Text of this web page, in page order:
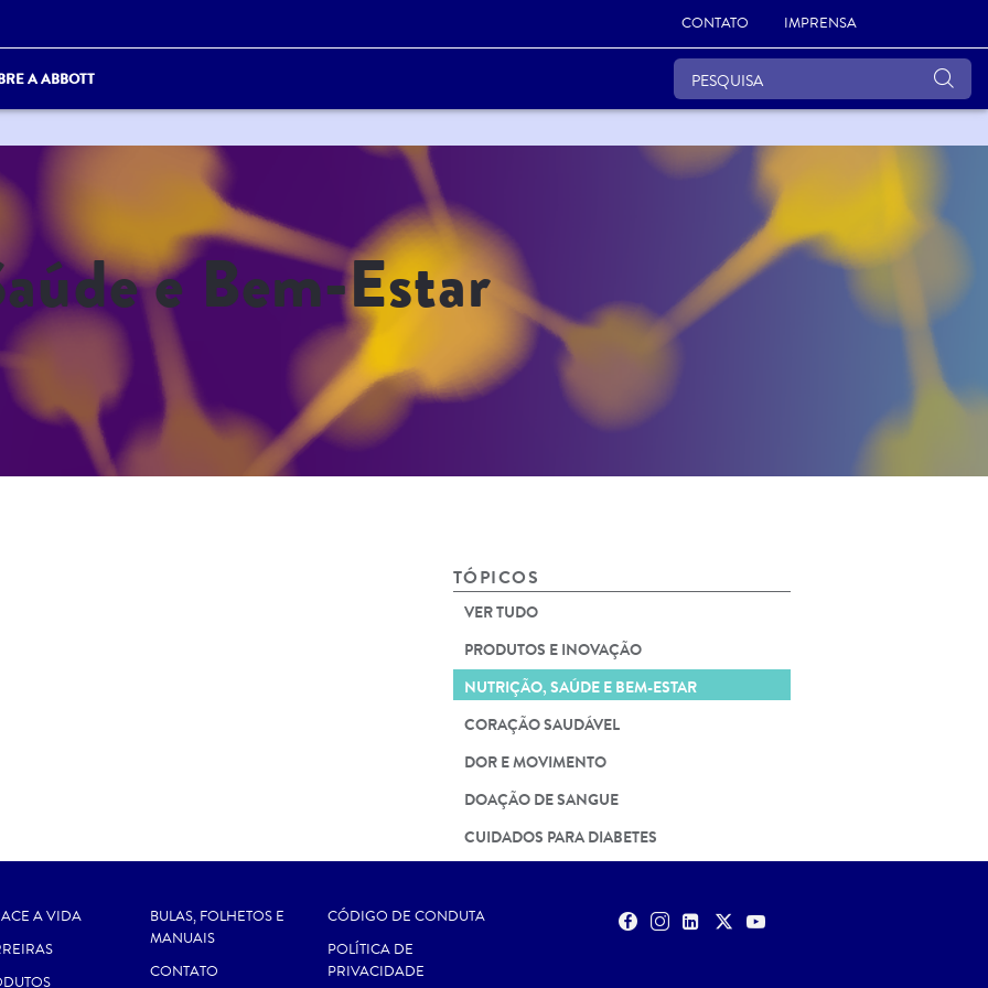
CONTATO IMPRENSA
A ABBOTT
e Bem-Estar
TÓPICOS
VER TUDO
PRODUTOS E INOVAÇÃO
NUTRIÇÃO, SAÚDE E BEM-ESTAR
CORAÇÃO SAUDÁVEL
DOR E MOVIMENTO
DOAÇÃO DE SANGUE
CUIDADOS PARA DIABETES
A VIDA
BULAS, FOLHETOS E
MANUAIS
CONTATO
CÓDIGO DE CONDUTA
POLÍTICA DE
PRIVACIDADE